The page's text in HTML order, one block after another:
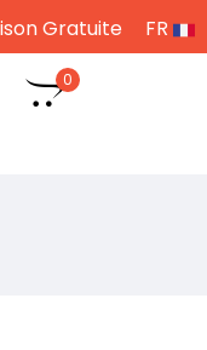
Gratuite FR
0